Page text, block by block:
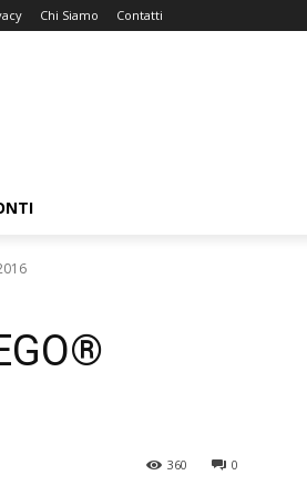
Chi Siamo Contatti
0
360